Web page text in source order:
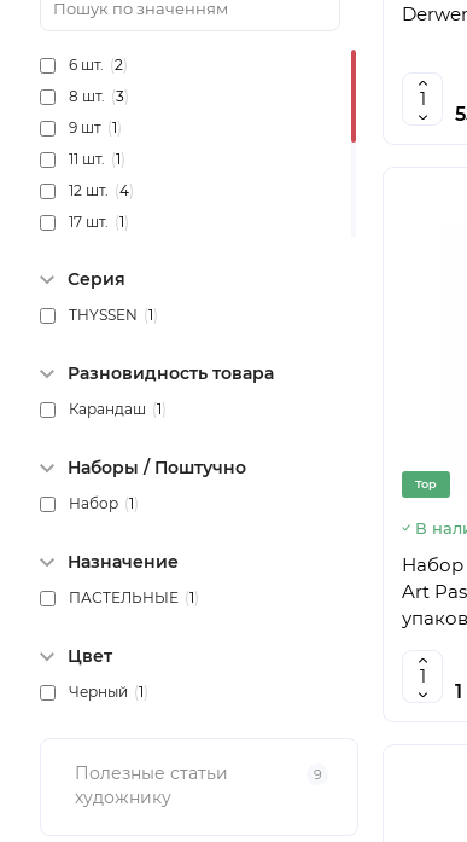
6 шт. (2)
8 шт. (3)
9 шт (1)
11 шт. (1)
12 шт. (4)
17 шт. (1)
24 шт. (
25 шт. (1)
36 шт. (1)
72 шт. (2)
Серия
THYSSEN (1)
Разновидность товара
Карандаш (1)
Наборы / Поштучно
Набор (1)
Назначение
ПАСТЕЛЬНЫЕ (1)
Цвет
Черный (1)
Полезные статьи
художнику
9
Top
В
Набор
Art